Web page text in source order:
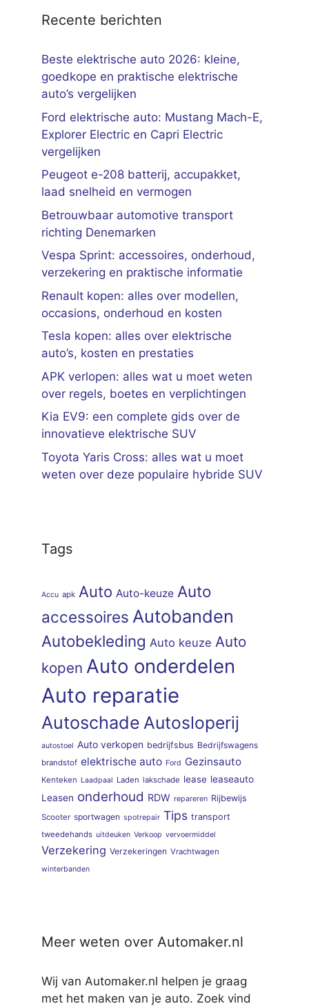
Recente berichten
Beste elektrische auto 2026: kleine,
goedkope en praktische elektrische
auto’s vergelijken
Ford elektrische auto: Mustang Mach-E,
Explorer Electric en Capri Electric
vergelijken
Peugeot e-208 batterij, accupakket,
laad snelheid en vermogen
Betrouwbaar automotive transport
richting Denemarken
Vespa Sprint: accessoires, onderhoud,
verzekering en praktische informatie
Renault kopen: alles over modellen,
occasions, onderhoud en kosten
Tesla kopen: alles over elektrische
auto’s, kosten en prestaties
APK verlopen: alles wat u moet weten
over regels, boetes en verplichtingen
Kia EV9: een complete gids over de
innovatieve elektrische SUV
Toyota Yaris Cross: alles wat u moet
weten over deze populaire hybride SUV
Tags
Accu apk Auto Auto-keuze Auto
accessoires Autobanden
Autobekleding Auto keuze Auto
kopen Auto onderdelen
Auto reparatie
Autoschade Autosloperij
autostoel Auto verkopen bedrijfsbus Bedrijfswagens
brandstof elektrische auto Ford Gezinsauto
Kenteken Laadpaal Laden lakschade lease leaseauto
Leasen onderhoud RDW repareren Rijbewijs
Scooter sportwagen spotrepair Tips transport
tweedehands uitdeuken Verkoop vervoermiddel
Verzekering Verzekeringen Vrachtwagen
winterbanden
Meer weten over Automaker.nl
Wij van Automaker.nl helpen je graag
met het maken van je auto. Zoek vind